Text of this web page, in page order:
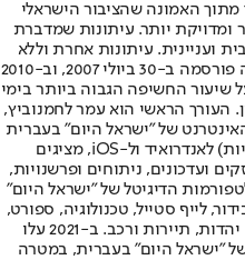
האמונה שהציבור הישראלי
ומדויקת יותר. עיתונות שמדברת
ועניינית. עיתונות אחרת וללא
תשלום. המהדורה המודפסת הראשונה פורסמה ב-30 ביולי 2007, וב-2010
שיעור החשיפה הגבוה ביותר בימי
העורך הראשי הוא עמר לחמנוביץ,
של "ישראל היום" בעברית
ובאנגלית, כמו כן היישומונים (אפליקציות) לאנדרואיד ול-iOS, מציגים
ועדכונים, ניתוחים ופרשנויות,
הדיגיטל של "ישראל היום"
לייף סטייל, טכנולוגיה, ספורט,
כלכלה וצרכנות, בריאות, חיילים, אוכל, יהדות, תיירות ורכב. ב-2021 עלו
"ישראל היום" בעברית, במטרה